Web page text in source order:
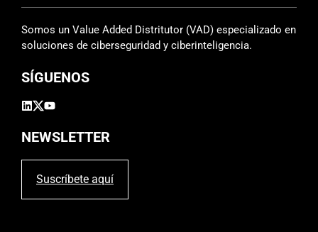
a
m
p
v
c
o
.
Somos un Value Added Distritutor (VAD) especializado en
soluciones de ciberseguridad y ciberinteligencia.
SÍGUENOS
NEWSLETTER
Suscríbete aquí